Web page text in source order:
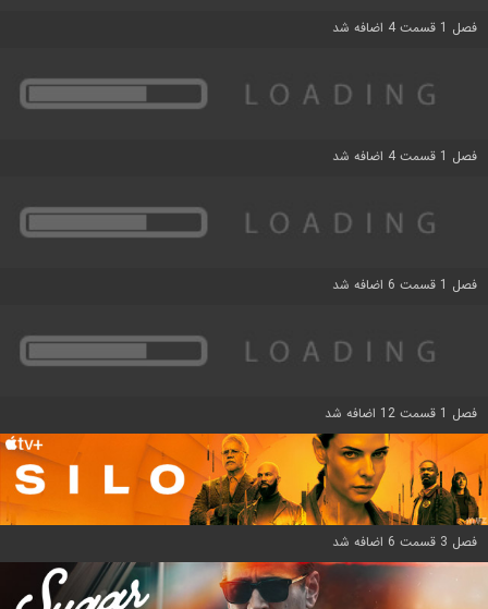
فصل 1 قسمت 4 اضافه شد
فصل 1 قسمت 4 اضافه شد
فصل 1 قسمت 6 اضافه شد
فصل 1 قسمت 12 اضافه شد
فصل 3 قسمت 6 اضافه شد